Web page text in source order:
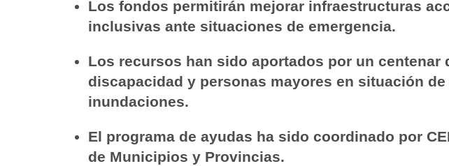
Los fondos permitirán mejorar infraestructuras
inclusivas ante situaciones de emergencia.
Los recursos han sido aportados por un
discapacidad y personas mayores en situación
inundaciones.
El programa de ayudas ha sido coordinado por
de Municipios y Provincias.